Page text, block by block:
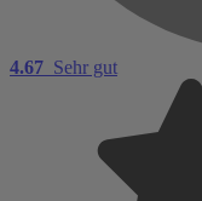
4.67 Sehr gut